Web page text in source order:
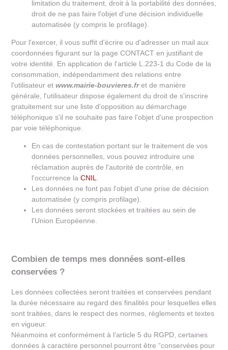
limitation du traitement, droit à la portabilité des données,
droit de ne pas faire l'objet d'une décision individuelle
automatisée (y compris le profilage).
Pour l'exercer, il vous suffit d'écrire ou d'adresser un mail aux
coordonnées figurant sur la page CONTACT en justifiant de
votre identité. En application de l'article L.223-1 du Code de la
consommation, indépendamment des relations entre
l'utilisateur etwww.mairie-bouvieres.fret de manière
générale, l'utilisateur dispose également du droit de s'inscrire
gratuitement sur une liste d'opposition au démarchage
téléphonique s'il ne souhaite pas faire l'objet d'une prospection
par voie téléphonique.
En cas de contestation portant sur le traitement de vos
données personnelles, vous pouvez introduire une
réclamation auprès de l'autorité de contrôle, en
l'occurrence laCNIL.
Les données ne font pas l'objet d'une prise de décision
automatisée (y compris profilage).
Les données seront stockées et traitées au sein de
l'Union Européenne.
Combien de temps mes données sont-elles
conservées ?
Les données collectées seront traitées et conservées pendant
la durée nécessaire au regard des finalités pour lesquelles elles
sont traitées, dans le respect des normes, règlements et textes
en vigueur.
Néanmoins et conformément à l’article 5 du RGPD, certaines
données à caractère personnel pourront être “conservées pour